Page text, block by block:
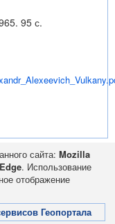
95 с.
сайта: Mozilla
. Использование
отображение
Геопортала